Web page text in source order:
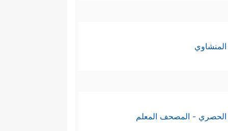
الحصري - المصحف المعلم